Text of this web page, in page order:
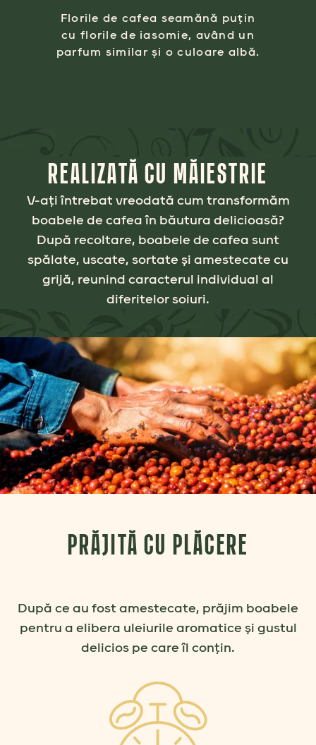
Florile de cafea seamănă puțin
cu florile de iasomie, având un
parfum similar și o culoare albă.
REALIZATĂ CU MĂIESTRIE
V-ați întrebat vreodată cum transformăm
boabele de cafea în băutura delicioasă?
După recoltare, boabele de cafea sunt
spălate, uscate, sortate și amestecate cu
grijă, reunind caracterul individual al
diferitelor soiuri.
PRĂJITĂ CU PLĂCERE
După ce au fost amestecate, prăjim boabele
pentru a elibera uleiurile aromatice și gustul
delicios pe care îl conțin.